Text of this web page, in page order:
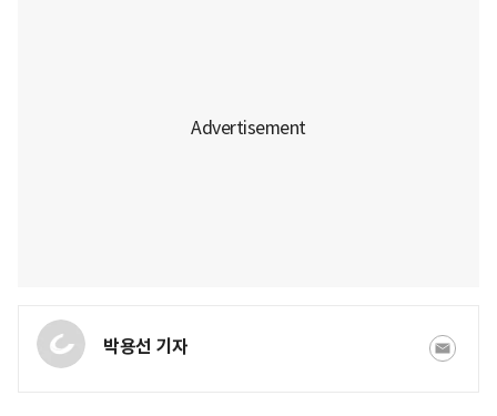
박용선 기자